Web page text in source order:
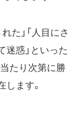
た」「人目にさ
惑」といった
たり次第に勝
ます。